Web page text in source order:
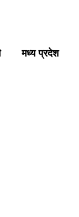
मध्य प्रदेश